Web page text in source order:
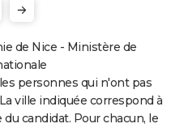
de Nice - Ministère de
personnes qui n'ont pas
ville indiquée correspond à
candidat. Pour chacun, le